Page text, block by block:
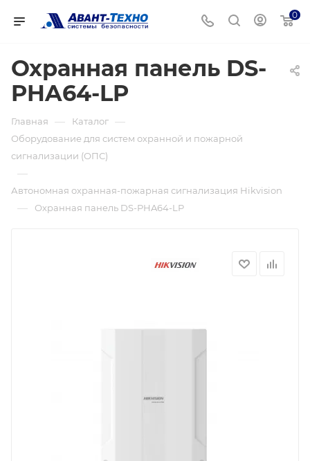
0
Охранная панель DS-
PHA64-LP
Главная — Каталог —
Оборудование для систем охранной и пожарной
сигнализации (ОПС)
—
Автономная охранная-пожарная сигнализация Hikvision
— Охранная панель DS-PHA64-LP